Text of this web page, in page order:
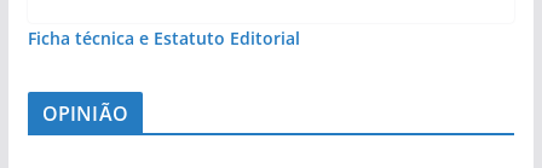
Ficha técnica e Estatuto Editorial
OPINIÃO